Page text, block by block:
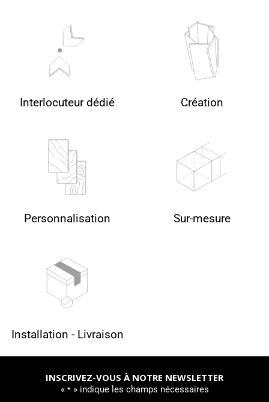
Interlocuteur dédié Création
Personnalisation Sur-mesure
Installation - Livraison
INSCRIVEZ-VOUS À NOTRE NEWSLETTER
« *» indique les champs nécessaires